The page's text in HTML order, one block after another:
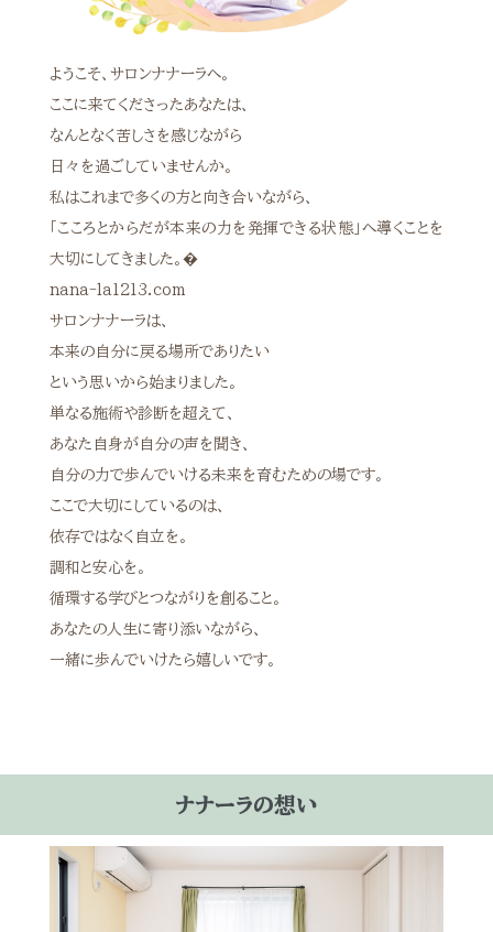
ようこそ、サロンナナーラへ。
ここに来てくださったあなたは、
なんとなく苦しさを感じながら
日々を過ごしていませんか。
私はこれまで多くの方と向き合いながら、
「こころとからだが本来の力を発揮できる状態」へ導くことを
大切にしてきました。�
nana-la1213.com
サロンナナーラは、
本来の自分に戻る場所でありたい
という思いから始まりました。
単なる施術や診断を超えて、
あなた自身が自分の声を聞き、
自分の力で歩んでいける未来を育むための場です。
ここで大切にしているのは、
依存ではなく自立を。
調和と安心を。
循環する学びとつながりを創ること。
あなたの人生に寄り添いながら、
一緒に歩んでいけたら嬉しいです。
ナナーラの想い